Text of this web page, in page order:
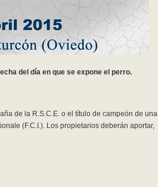
del día en que se expone el perro.
de la R.S.C.E. o el título de campeón de una
(F.C.I.). Los propietarios deberán aportar,